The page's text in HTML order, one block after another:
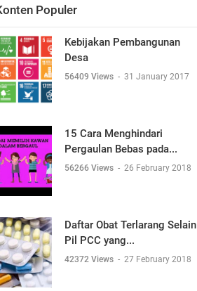
Populer
Kebijakan Pembangunan
Desa
56409 Views - 31 January 2017
15 Cara Menghindari
Pergaulan Bebas pada...
56266 Views - 26 February 2018
Daftar Obat Terlarang Selain
Pil PCC yang...
42372 Views - 27 February 2018